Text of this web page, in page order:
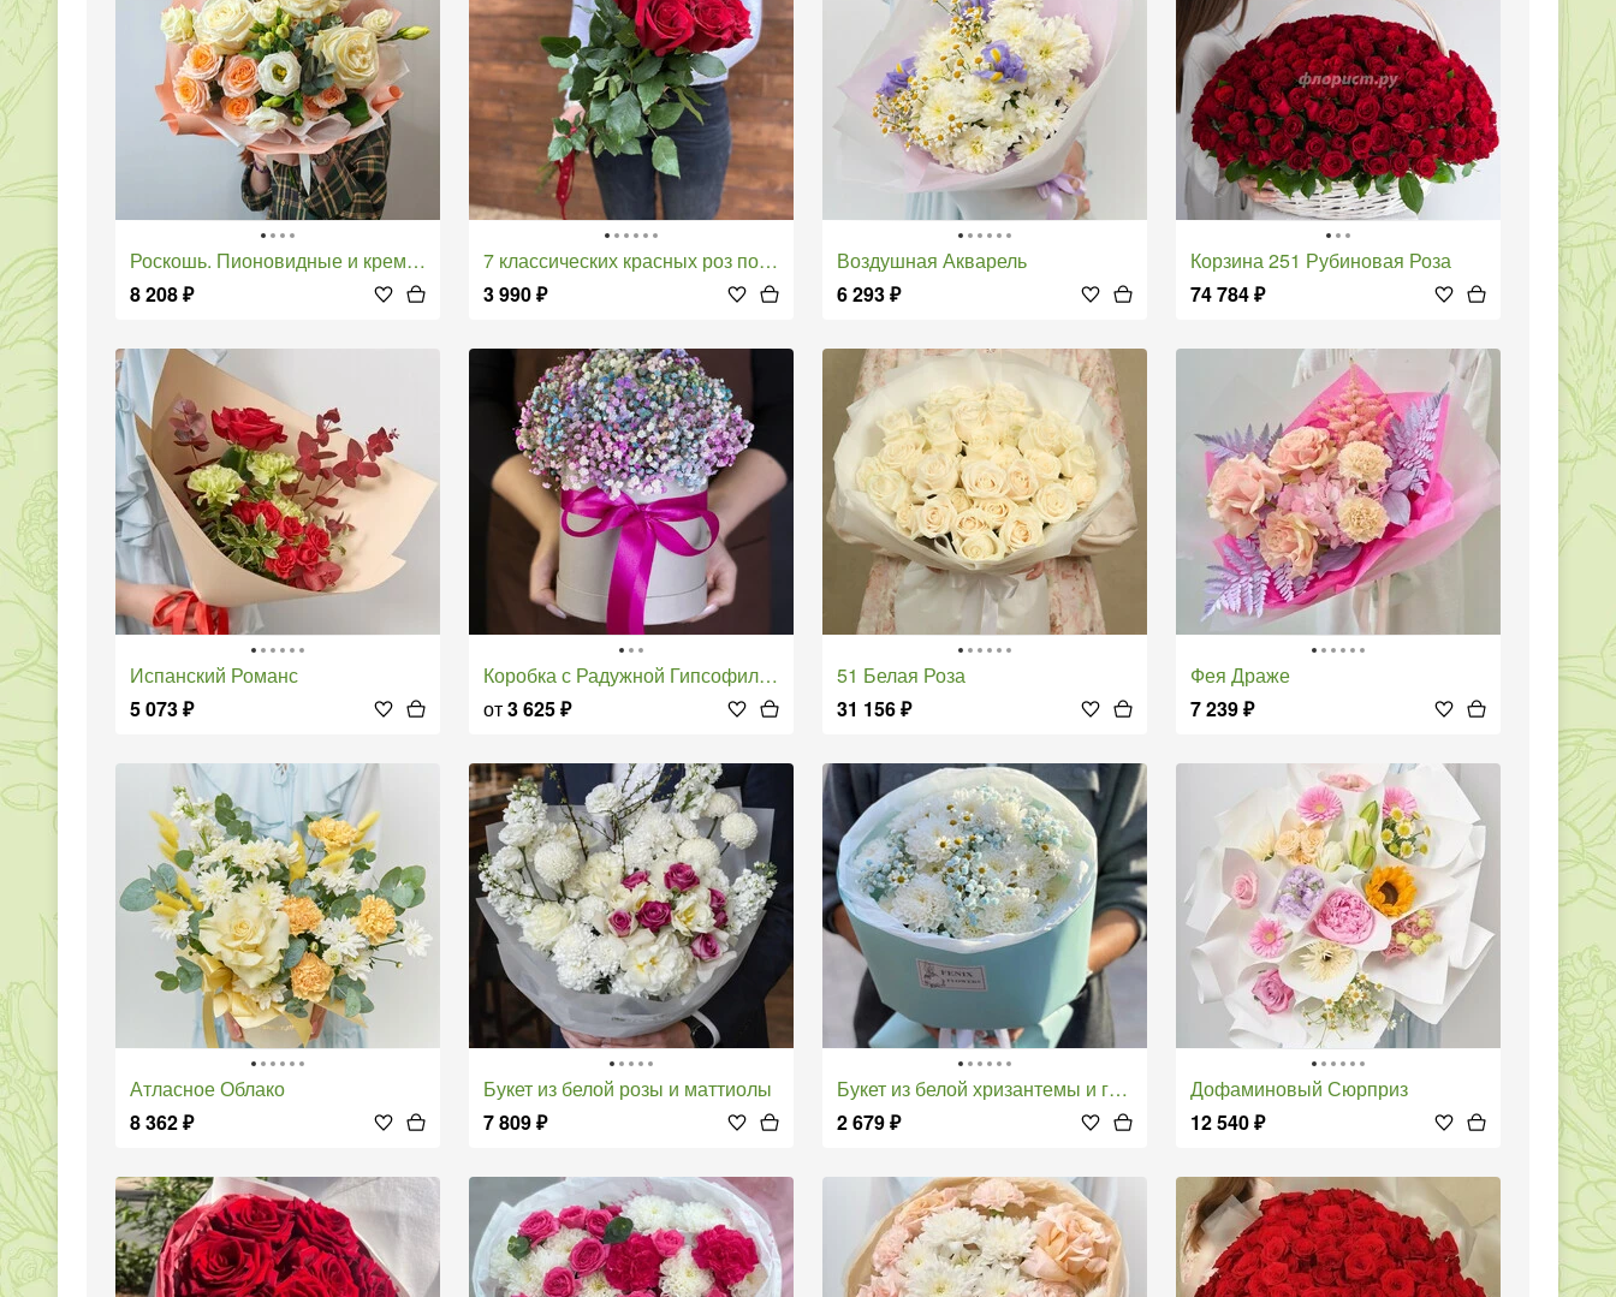
Роскошь. Пионовидные и кремовые розы
8 208₽
7 классических красных роз под ленту
3 990₽
Воздушная Акварель
6 293₽
Корзина 251 Рубиновая Роза
74 784₽
Испанский Романс
5 073₽
Коробка с Радужной Гипсофилой
от3 625₽
51 Белая Роза
31 156₽
Фея Драже
7 239₽
Атласное Облако
8 362₽
Букет из белой розы и маттиолы
7 809₽
Букет из белой хризантемы и гипсофилы
2 679₽
Дофаминовый Сюрприз
12 540₽